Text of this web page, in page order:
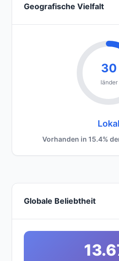
Geografische Vielfalt
30
länder
Lokal
Vorhanden in 15.4%
Globale Beliebtheit